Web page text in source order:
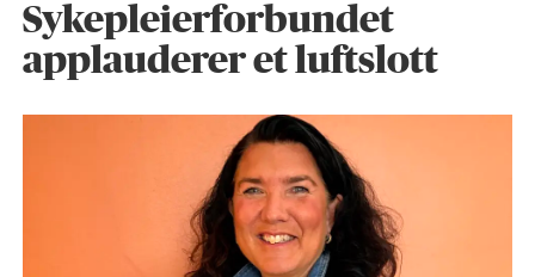
Sykepleier­forbundet
applauderer et luftslott